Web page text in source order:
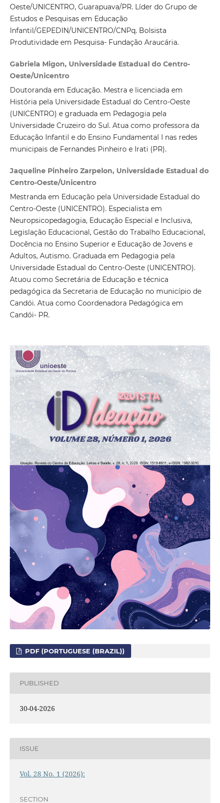
Oeste/UNICENTRO, Guarapuava/PR. Líder do Grupo de
Estudos e Pesquisas em Educação
Infantil/GEPEDIN/UNICENTRO/CNPq. Bolsista
Produtividade em Pesquisa- Fundação Araucária.
Gabriela Migon, Universidade Estadual do Centro-
Oeste/Unicentro
Doutoranda em Educação. Mestra e licenciada em
História pela Universidade Estadual do Centro-Oeste
(UNICENTRO) e graduada em Pedagogia pela
Universidade Cruzeiro do Sul. Atua como professora da
Educação Infantil e do Ensino Fundamental I nas redes
municipais de Fernandes Pinheiro e Irati (PR).
Jaqueline Pinheiro Zarpelon, Universidade Estadual do
Centro-Oeste/Unicentro
Mestranda em Educação pela Universidade Estadual do
Centro-Oeste (UNICENTRO). Especialista em
Neuropsicopedagogia, Educação Especial e Inclusiva,
Legislação Educacional, Gestão do Trabalho Educacional,
Docência no Ensino Superior e Educação de Jovens e
Adultos, Autismo. Graduada em Pedagogia pela
Universidade Estadual do Centro-Oeste (UNICENTRO).
Atuou como Secretária de Educação e técnica
pedagógica da Secretaria de Educação no município de
Candói. Atua como Coordenadora Pedagógica em
Candói- PR.
PDF (PORTUGUESE (BRAZIL))
PUBLISHED
30-04-2026
ISSUE
Vol. 28 No. 1 (2026):
SECTION